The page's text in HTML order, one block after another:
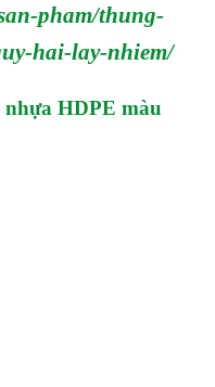
pham/thung-
hai-lay-nhiem/